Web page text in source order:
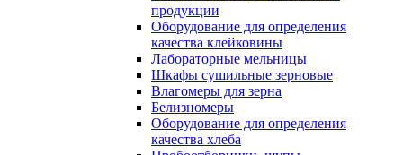
продукции
Оборудование для определения
качества клейковины
Лабораторные мельницы
Шкафы сушильные зерновые
Влагомеры для зерна
Белизномеры
Оборудование для определения
качества хлеба